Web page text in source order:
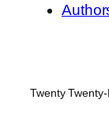
Twenty